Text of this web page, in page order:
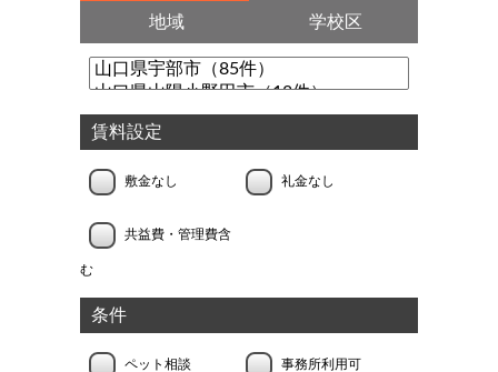
地域 学校区
賃料設定
敷金なし 礼金なし
共益費・管理費含
む
条件
ペット相談 事務所利用可